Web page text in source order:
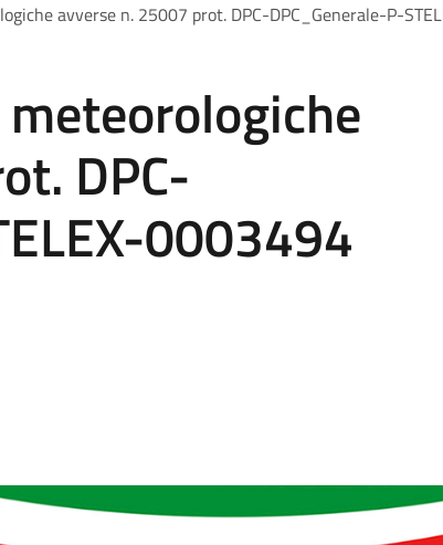
avverse n. 25007 prot. DPC-DPC_Generale-P-
DPC-
0003494